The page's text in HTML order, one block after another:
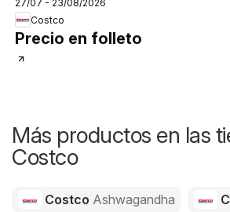
27/07 - 23/08/2026
Costco
Precio en folleto
Más productos en las
Costco
Costco Ashwagandha